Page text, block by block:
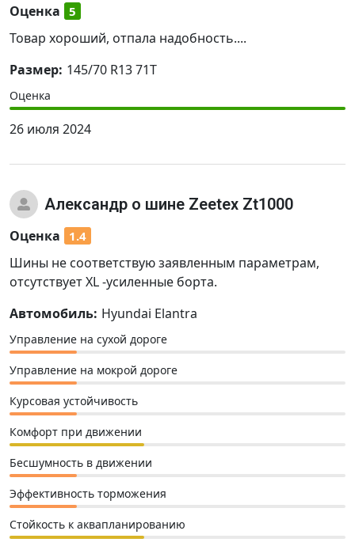
Оценка 5
Товар хороший, отпала надобность....
Размер: 145/70 R13 71T
Оценка
26 июля 2024
Александр о шине Zeetex Zt1000
Оценка 1.4
Шины не соответствую заявленным параметрам,
отсутствует XL -усиленные борта.
Автомобиль: Hyundai Elantra
Управление на сухой дороге
Управление на мокрой дороге
Курсовая устойчивость
Комфорт при движении
Бесшумность в движении
Эффективность торможения
Стойкость к аквапланированию